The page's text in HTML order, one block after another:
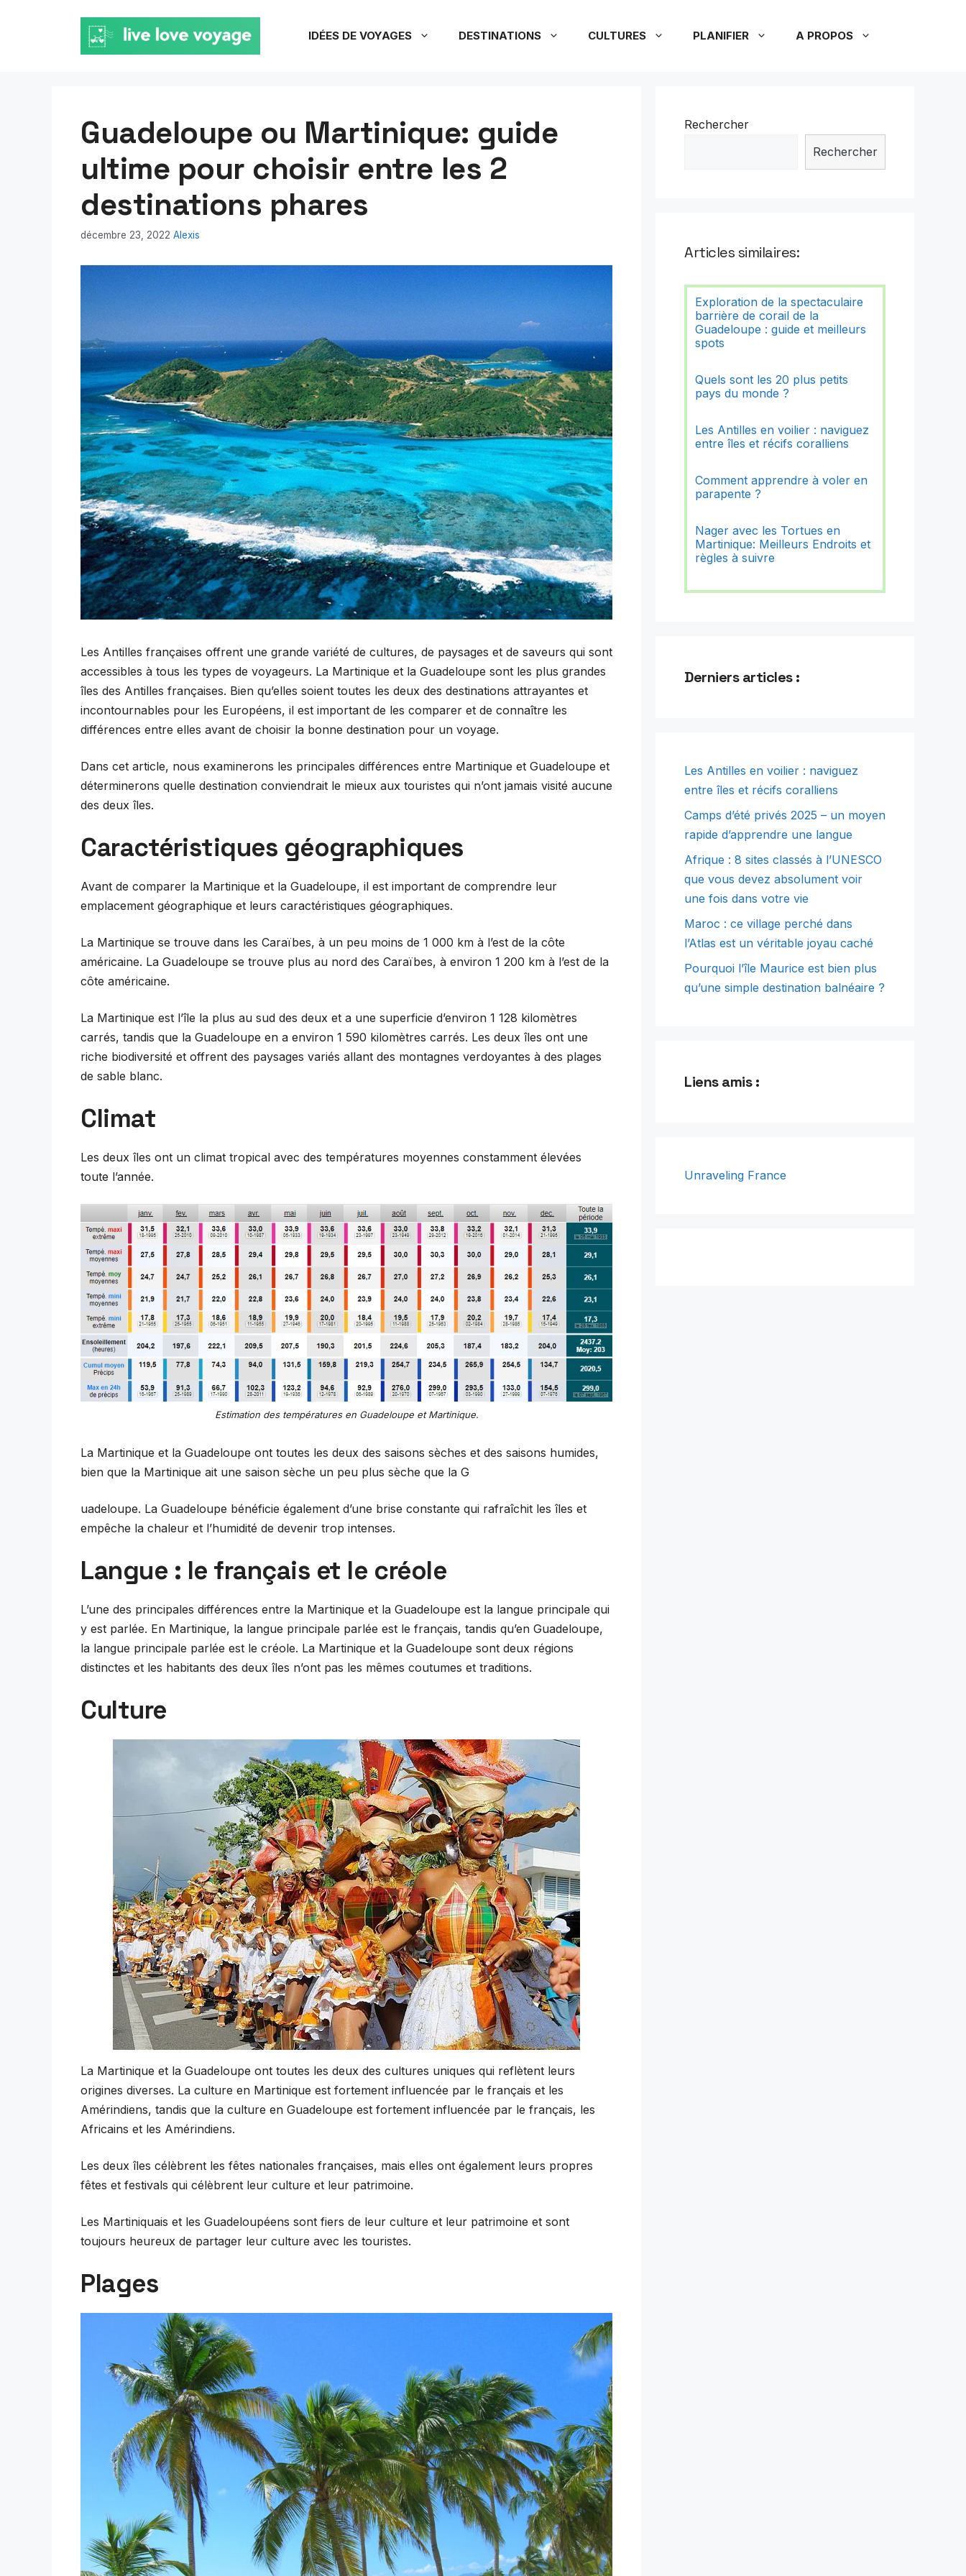
IDÉES DE VOYAGES DESTINATIONS CULTURES PLANIFIER A PROPOS
Guadeloupe ou Martinique: guide
ultime pour choisir entre les 2
destinations phares
décembre 23, 2022 Alexis
Les Antilles françaises offrent une grande variété de cultures, de paysages et de saveurs qui sont
accessibles à tous les types de voyageurs. La Martinique et la Guadeloupe sont les plus grandes
îles des Antilles françaises. Bien qu’elles soient toutes les deux des destinations attrayantes et
incontournables pour les Européens, il est important de les comparer et de connaître les
différences entre elles avant de choisir la bonne destination pour un voyage.
Dans cet article, nous examinerons les principales différences entre Martinique et Guadeloupe et
déterminerons quelle destination conviendrait le mieux aux touristes qui n’ont jamais visité aucune
des deux îles.
Caractéristiques géographiques
Avant de comparer la Martinique et la Guadeloupe, il est important de comprendre leur
emplacement géographique et leurs caractéristiques géographiques.
La Martinique se trouve dans les Caraïbes, à un peu moins de 1 000 km à l’est de la côte
américaine. La Guadeloupe se trouve plus au nord des Caraïbes, à environ 1 200 km à l’est de la
côte américaine.
La Martinique est l’île la plus au sud des deux et a une superficie d’environ 1 128 kilomètres
carrés, tandis que la Guadeloupe en a environ 1 590 kilomètres carrés. Les deux îles ont une
riche biodiversité et offrent des paysages variés allant des montagnes verdoyantes à des plages
de sable blanc.
Climat
Les deux îles ont un climat tropical avec des températures moyennes constamment élevées
toute l’année.
Estimation des températures en Guadeloupe et Martinique.
La Martinique et la Guadeloupe ont toutes les deux des saisons sèches et des saisons humides,
bien que la Martinique ait une saison sèche un peu plus sèche que la G
uadeloupe. La Guadeloupe bénéficie également d’une brise constante qui rafraîchit les îles et
empêche la chaleur et l’humidité de devenir trop intenses.
Langue : le français et le créole
L’une des principales différences entre la Martinique et la Guadeloupe est la langue principale qui
y est parlée. En Martinique, la langue principale parlée est le français, tandis qu’en Guadeloupe,
la langue principale parlée est le créole. La Martinique et la Guadeloupe sont deux régions
distinctes et les habitants des deux îles n’ont pas les mêmes coutumes et traditions.
Culture
La Martinique et la Guadeloupe ont toutes les deux des cultures uniques qui reflètent leurs
origines diverses. La culture en Martinique est fortement influencée par le français et les
Amérindiens, tandis que la culture en Guadeloupe est fortement influencée par le français, les
Africains et les Amérindiens.
Les deux îles célèbrent les fêtes nationales françaises, mais elles ont également leurs propres
fêtes et festivals qui célèbrent leur culture et leur patrimoine.
Les Martiniquais et les Guadeloupéens sont fiers de leur culture et leur patrimoine et sont
toujours heureux de partager leur culture avec les touristes.
Plages
Rechercher
Rechercher
Articles similaires:
Exploration de la spectaculaire
barrière de corail de la
Guadeloupe : guide et meilleurs
spots
Quels sont les 20 plus petits
pays du monde ?
Les Antilles en voilier : naviguez
entre îles et récifs coralliens
Comment apprendre à voler en
parapente ?
Nager avec les Tortues en
Martinique: Meilleurs Endroits et
règles à suivre
Derniers articles :
Les Antilles en voilier : naviguez
entre îles et récifs coralliens
Camps d’été privés 2025 – un moyen
rapide d’apprendre une langue
Afrique : 8 sites classés à l’UNESCO
que vous devez absolument voir
une fois dans votre vie
Maroc : ce village perché dans
l’Atlas est un véritable joyau caché
Pourquoi l’île Maurice est bien plus
qu’une simple destination balnéaire ?
Liens amis :
Unraveling France